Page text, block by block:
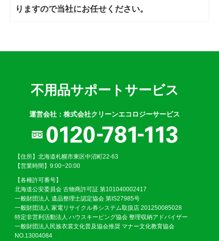
りますので当社にお任せください。
不用品サポートサービス
運営会社：株式会社クリーンエコロジーサービス
【住所】北海道札幌市東区中沼町22-63
【営業時間】9:00~20:00
【各種許可番号】
北海道公安委員会 古物商許可証 第101040002417
一般財団法人 遺品整理士認定協会 第IS27985号
一般財団法人 家電リサイクル券システム取扱店 201250085028
特定非営利活動法人 ハウスキーピング協会 整理収納アドバイザー
一般財団法人民族衣裳文化普及協会推奨 マナー文化教育協会
NO.13004084